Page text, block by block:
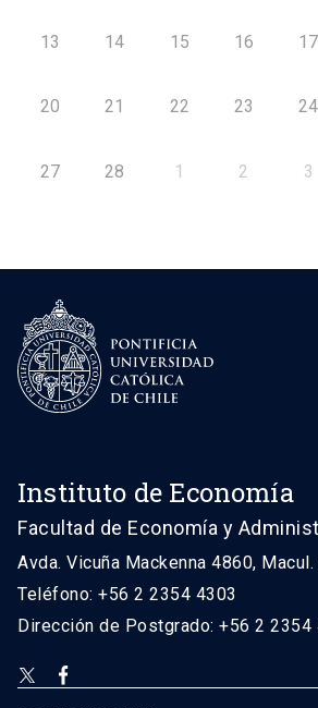
13 14 15 16 17
20 21 22 23 24
27 28 1 2 3
Instituto de Economía
Facultad de Economía y
Avda. Vicuña Mackenna 4860,
Teléfono: +56 2 2354 4303
Dirección de Postgrado: +56 2 2354